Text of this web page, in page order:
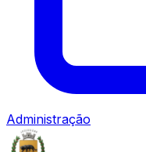
Administração